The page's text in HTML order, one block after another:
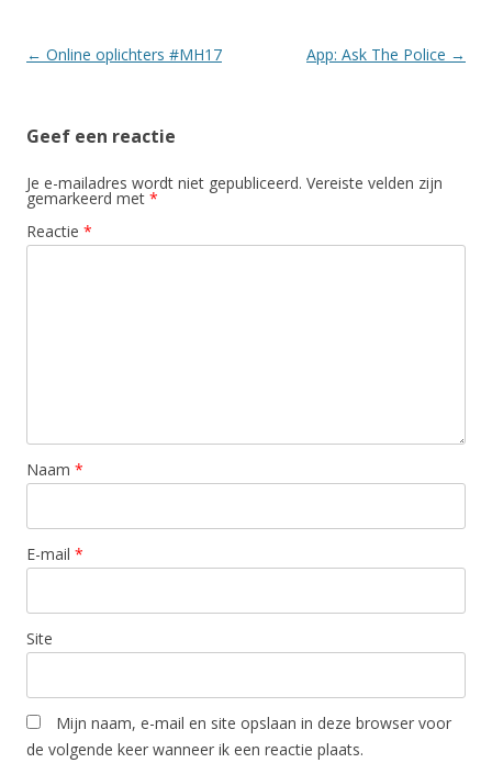
Berichtnavigatie
← Online oplichters #MH17 App: Ask The Police →
Geef een reactie
Je e-mailadres wordt niet gepubliceerd. Vereiste velden zijn
gemarkeerd met *
Reactie *
Naam *
E-mail *
Site
Mijn naam, e-mail en site opslaan in deze browser voor
de volgende keer wanneer ik een reactie plaats.